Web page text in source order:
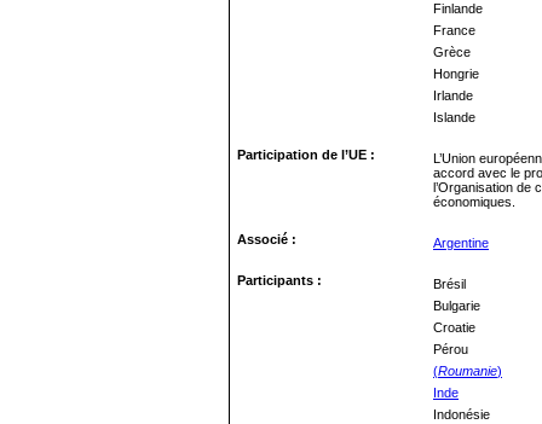
Finlande
France
Grèce
Hongrie
Irlande
Islande
Participation de l’UE :
L’Union
accord avec le
l’Organisation de
économiques.
Associé : Argentine
Participants :
Brésil
Bulgarie
Croatie
Pérou
(Roumanie)
Inde
Indonésie